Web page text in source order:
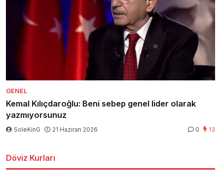
GENEL
Kemal Kılıçdaroğlu: Beni sebep genel lider olarak
yazmıyorsunuz
SoleKinG 21 Haziran 2026 0 13
Döviz Kurları